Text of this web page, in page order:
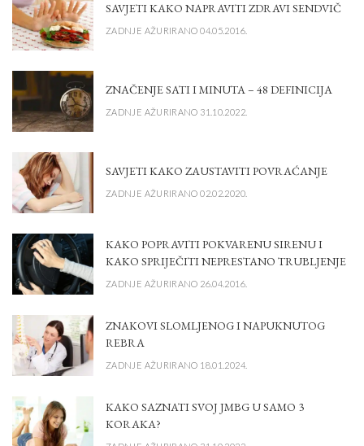
SAVJETI KAKO NAPRAVITI ZDRAVI SENDVIČ
ZADNJE AŽURIRANO 04.05.2016.
ZNAČENJE SATI I MINUTA – 48 DEFINICIJA
ZADNJE AŽURIRANO 31.10.2022.
SAVJETI KAKO ZAUSTAVITI POVRAĆANJE
ZADNJE AŽURIRANO 02.02.2020.
KAKO POPRAVITI POKVARENU SIRENU I
KAKO SPRIJEČITI NEPRESTANO TRUBLJENJE
ZADNJE AŽURIRANO 26.04.2016.
ZNAKOVI SLOMLJENOG I NAPUKNUTOG
REBRA
ZADNJE AŽURIRANO 18.01.2024.
KAKO SAZNATI SVOJ JMBG U SAMO 3
KORAKA?